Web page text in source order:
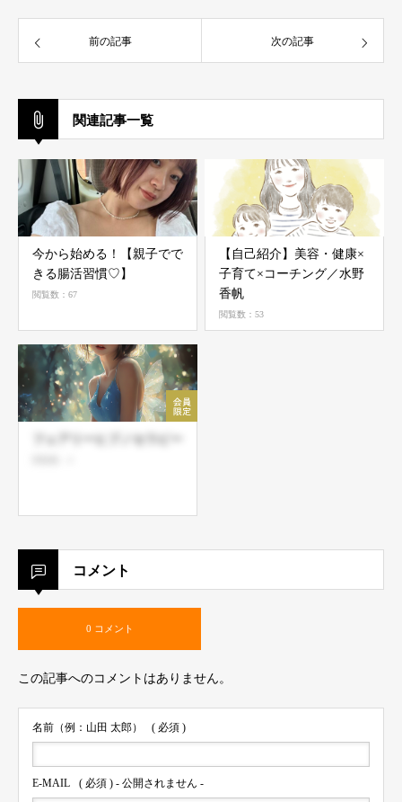
前の記事 次の記事
関連記事一覧
今から始める！【親子でで
きる腸活習慣♡】
閲覧数：67
【自己紹介】美容・健康×
子育て×コーチング／水野
香帆
閲覧数：53
コメント
0 コメント
この記事へのコメントはありません。
名前（例：山田 太郎） ( 必須 )
E-MAIL ( 必須 ) - 公開されません -